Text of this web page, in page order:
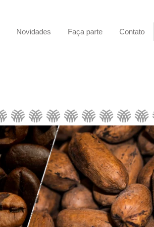
Novidades Faça parte Contato